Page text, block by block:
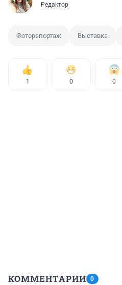
Редактор
Фоторепортаж Выставка
1 0 0
КОММЕНТАРИИ 0